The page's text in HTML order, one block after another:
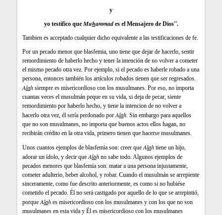
y
yo testifico queMuhammades el Mensajero de Dios''.
Tambien es acceptado cualquier dicho equivalente a las testificaciones de fe.
Por un pecado menor que blasfemia, uno tiene que dejar de hacerlo, sentir
remordimiento de haberlo hecho y tener la intención de no volver a cometer
el mismo pecado otra vez. Por ejemplo, si el pecado es haberle robado a una
persona, entonces también los artículos robados tienen que ser regresados.
Alah siempre es misericordioso con los musulmanes. Por eso, no importa
cuantas veces el musulmán peque en su vida, si deja de pecar, siente
remordimiento por haberlo hecho, y tiene la intencion de no volver a
hacerlo otra vez, él sería perdonado porAlah. Sin embargo para aquellos
que no son musulmanes, no importa que buenos actos ellos hagan, no
recibirán crédito en la otra vida, primero tienen que hacerse musulmanes.
Unos cuantos ejemplos de blasfemia son: creer queAlah tiene un hijo,
adorar un ídolo, y decir queAlah no sabe todo. Algunos ejemplos de
pecados menores que blasfemia son: matar a una persona injustamente,
cometer adulterio, beber alcohol, y robar. Cuando el musulmán se arrepiente
sinceramente, como fue descrito anteriormente, es como si no hubiése
cometido el pecado. Él no será castigado por aquello de lo que se arrepintió,
porqueAlah es misericordioso con los musulmanes y con los que no son
musulmanes en esta vida y Él es misericordioso con los musulmanes